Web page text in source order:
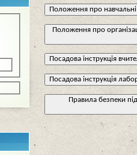
Положення про навчальні
Положення про
Посадова інструкція
Посадова інструкція
Правила безпеки